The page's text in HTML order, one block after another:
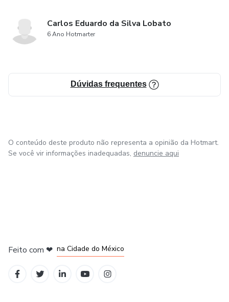
Carlos Eduardo da Silva Lobato
6 Ano Hotmarter
Dúvidas frequentes
O conteúdo deste produto não representa a opinião da Hotmart.
Se você vir informações inadequadas, denuncie aqui
Feito com ❤ na Cidade do México